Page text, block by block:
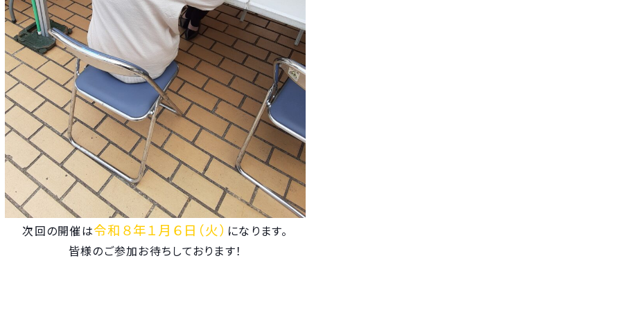
次回の開催は令和８年１月６日（火） になります。
皆様のご参加お待ちしております！